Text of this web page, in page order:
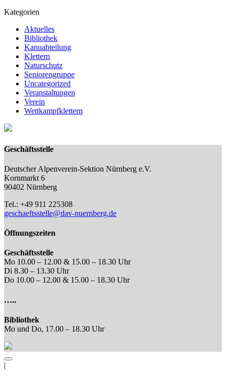
Kategorien
Aktuelles
Bibliothek
Kanuabteilung
Klettern
Naturschutz
Seniorengruppe
Uncategorized
Veranstaltungen
Verein
Wettkampfklettern
Geschäftsstelle
Deutscher Alpenverein-Sektion Nürnberg e.V.
Kornmarkt 6
90402 Nürnberg
Tel.: +49 911 225308
geschaeftsstelle@dav-nuernberg.de
Öffnungszeiten
Geschäftsstelle
Mo 10.00 – 12.00 & 15.00 – 18.30 Uhr
Di 8.30 – 13.30 Uhr
Do 10.00 – 12.00 & 15.00 – 18.30 Uhr
…..
Bibliothek
Mo und Do, 17.00 – 18.30 Uhr
|